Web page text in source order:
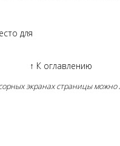
для
↑ К оглавлению
экранах страницы можно